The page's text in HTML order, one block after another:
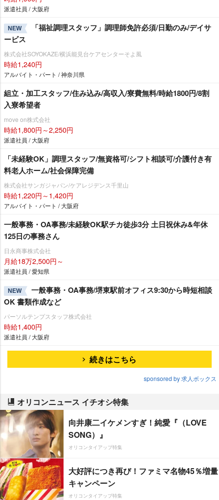
派遣社員 / 大阪府
NEW
「福祉調理スタッフ」調理師免許必須/日勤のみ/デイサ
ービス
株式会社SOYOKAZE/横浜能見台ケアセンターそよ風
時給1,240円
アルバイト・パート / 神奈川県
組立・加工スタッフ/住み込み/高収入/寮費無料/時給1800円/8割
入寮希望者
move on株式会社
時給1,800円～2,250円
派遣社員 / 大阪府
「未経験OK」調理スタッフ/無資格可/シフト相談可/介護付き有
料老人ホーム/社会保障完備
株式会社サンガジャパン/ケアレジデンス千里山
時給1,220円～1,420円
アルバイト・パート / 大阪府
一般事務・OA事務/未経験OK駅チカ徒歩3分 土日祝休み&年休
125日の事務さん
日永商事株式会社
月給18万2,500円～
派遣社員 / 愛知県
NEW
一般事務・OA事務/堺東駅前オフィス9:30から時短相談
OK 書類作成など
パーソルテンプスタッフ株式会社
時給1,400円
派遣社員 / 大阪府
続きはこちら
sponsored by 求人ボックス
オリコンニュース イチオシ特集
向井康二イケメンすぎ！純愛『（LOVE
SONG）』
オリコンタイアップ特集
大好評につき再び！ファミマ名物45％増量
キャンペーン
オリコンタイアップ特集